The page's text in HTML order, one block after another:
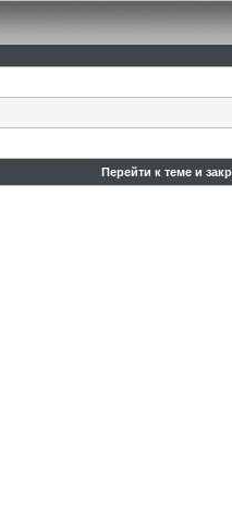
Перейти к теме и